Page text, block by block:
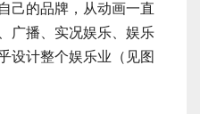
己的品牌，从动画一直
广播、实况娱乐、娱乐
设计整个娱乐业（见图